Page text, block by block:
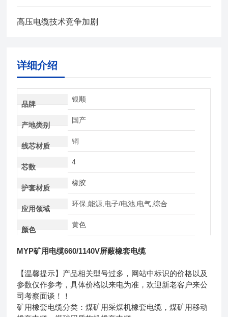
高压电缆技术竞争加剧
详细介绍
品牌
银顺
产地类别
国产
线芯材质
铜
芯数
4
护套材质
橡胶
应用领域
环保,能源,电子/电池,电气,综合
颜色
黄色
MYP矿用电缆660/1140V屏蔽橡套电缆
【温馨提示】产品相关型号过多，网站中标识的价格以及
参数仅作参考，具体价格以来电为准，欢迎新老客户来公
司考察面谈！！
矿用橡套电缆分类：煤矿用采煤机橡套电缆，煤矿用移动